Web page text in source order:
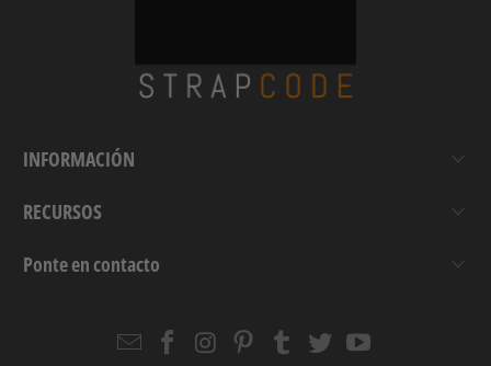
INFORMACIÓN
RECURSOS
Ponte en contacto
EmailStrapcode
Strapcode
Strapcode
Strapcode
Strapcode